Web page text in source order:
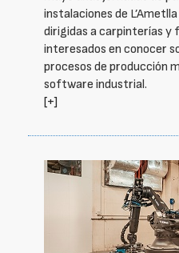
instalaciones de
dirigidas a carpinterías y
interesados en conocer
procesos de producción
software industrial.
[+]